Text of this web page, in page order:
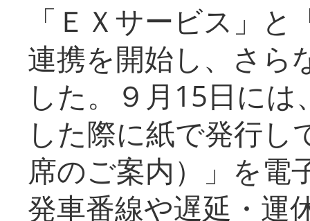
「ＥＸサービス」
連携を開始し、さら
した。９月15日に
した際に紙で発行し
席のご案内）」を電
発車番線や遅延・運